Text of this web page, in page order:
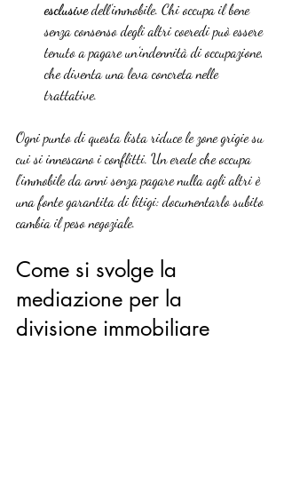
esclusive dell’immobile. Chi occupa il bene
senza consenso degli altri coeredi può essere
tenuto a pagare un’indennità di occupazione,
che diventa una leva concreta nelle
trattative.
Ogni punto di questa lista riduce le zone grigie su
cui si innescano i conflitti. Un erede che occupa
l’immobile da anni senza pagare nulla agli altri è
una fonte garantita di litigi: documentarlo subito
cambia il peso negoziale.
Come si svolge la
mediazione per la
divisione immobiliare